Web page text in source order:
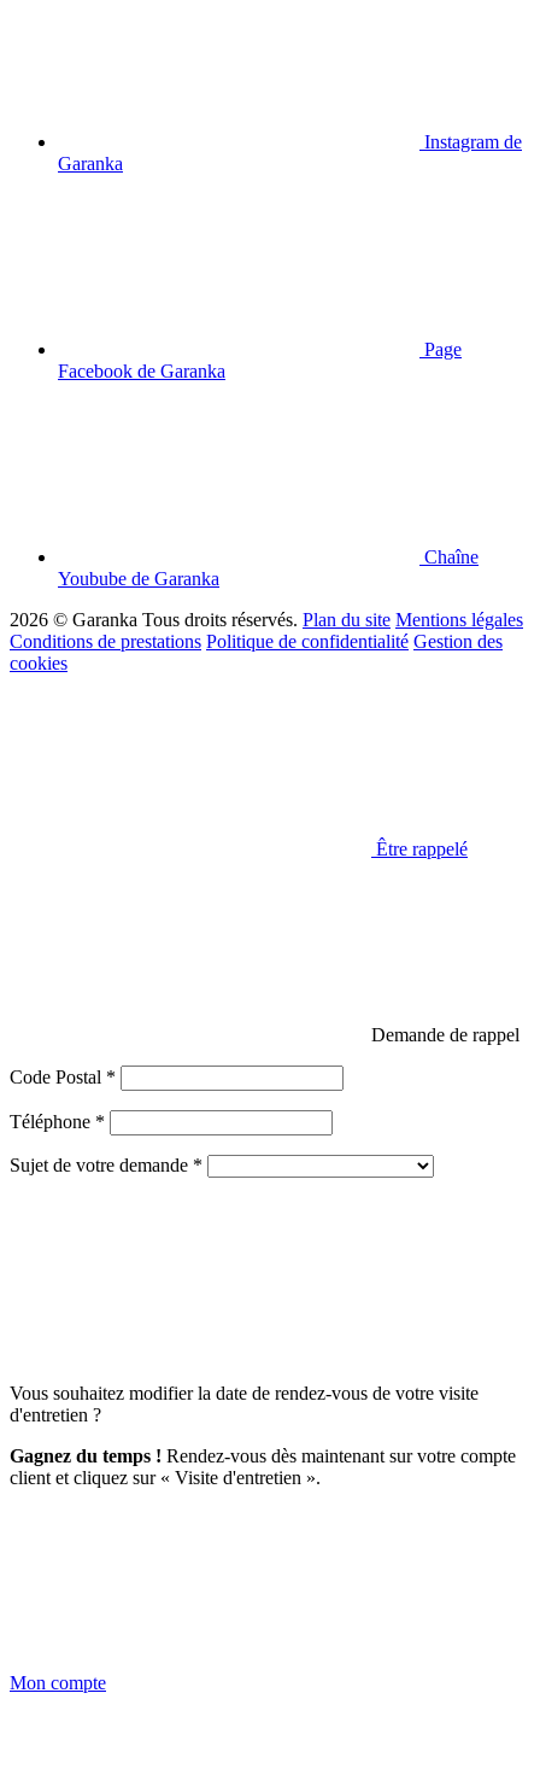
Instagram de
Garanka
Page
Facebook de Garanka
Chaîne
Youbube de Garanka
2026 © Garanka Tous droits réservés. Plan du site Mentions légales
Conditions de prestations Politique de confidentialité Gestion des
cookies
Être rappelé
Demande de rappel
Code Postal *
Téléphone *
Sujet de votre demande *
Vous souhaitez modifier la date de rendez-vous de votre visite
d'entretien ?
Gagnez du temps ! Rendez-vous dès maintenant sur votre compte
client et cliquez sur « Visite d'entretien ».
Mon compte